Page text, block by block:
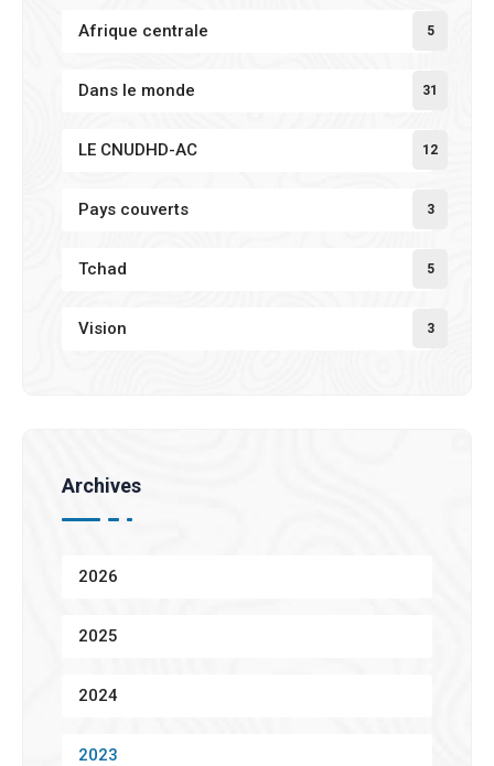
Afrique centrale 5
Dans le monde 31
LE CNUDHD-AC 12
Pays couverts 3
Tchad 5
Vision 3
Archives
2026
2025
2024
2023